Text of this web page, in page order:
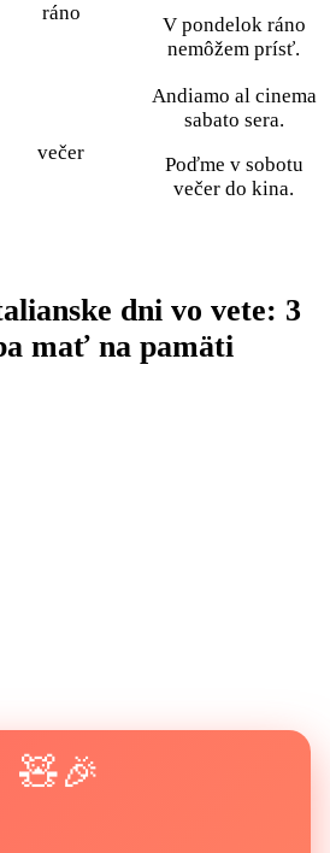
ráno
V pondelok ráno
nemôžem prísť.
večer
Andiamo al cinema
sabato sera.
Poďme v sobotu
večer do kina.
dni vo vete: 3
mať na pamäti
🧸🎉